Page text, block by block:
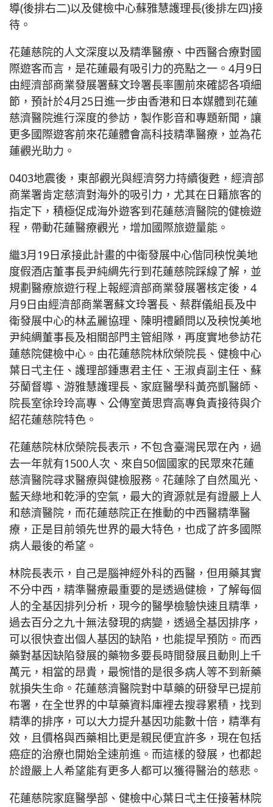
導(後排右二)以及健檢中心蘇雅慧護理長(後排左四)接
待。
花蓮慈院的人文深度以及精準醫療、中西醫合療對國
際遊客而言，是花蓮最有吸引力的亮點之一。4月9日
由經濟部商業發展署蘇文玲署長率團前來確認各項細
節，預計於4月25日進一步由香港和日本媒體到花蓮
慈濟醫院進行深度的參訪，製作影音和專題新聞，讓
更多國際遊客前來花蓮體會高科技精準醫療，並為花
蓮觀光助力。
0403地震後，東部觀光與經濟努力持續復甦，經濟部
商業署肯定慈濟對海外的吸引力，尤其在日籍旅客的
指定下，積極促成海外遊客到花蓮慈濟醫院的健檢遊
程，帶動花蓮醫療觀光，增加國際旅遊量能。
繼3月19日承接此計畫的中衛發展中心偕同秧悅美地
度假酒店董事長尹純綢先行到花蓮慈院踩線了解，並
規劃醫療旅遊行程上報經濟部商業發展署核定後，4
月9日由經濟部商業署蘇文玲署長、蔡群儀組長及中
衛發展中心的林孟麗協理、陳明禮顧問以及秧悅美地
尹純綢董事長及相關部門主管組隊，再度實地參訪花
蓮慈院健檢中心。由花蓮慈院林欣榮院長、健檢中心
葉日弌主任、護理部鍾惠君主任、王淑貞副主任、蘇
芬蘭督導、游雅慧護理長、家庭醫學科黃亮凱醫師、
院長室徐玲玲高專、公傳室黃思齊高專負責接待與介
紹花蓮慈院特色。
花蓮慈院林欣榮院長表示，不包含臺灣民眾在內，過
去一年就有1500人次、來自50個國家的民眾來花蓮
慈濟醫院尋求醫療與健檢服務。花蓮除了自然風光、
藍天綠地和乾淨的空氣，最大的資源就是有證嚴上人
和慈濟醫院，而花蓮慈院正在推動的中西醫精準醫
療，正是目前領先世界的最大特色，也成了許多國際
病人最後的希望。
林院長表示，自己是腦神經外科的西醫，但用藥其實
不分中西，精準醫療最重要的是透過健檢，了解每個
人的全基因排列分析，現今的醫學檢驗快速且精準，
過去百分之九十無法發現的病變，透過全基因排序，
可以很快查出個人基因的缺陷，也能提早預防。而西
藥對基因缺陷發展的藥物多要長時間發展且動則上千
萬元，相當的昂貴，最惋惜的是很多病人等不到新藥
就損失生命。花蓮慈濟醫院對中草藥的研發早已提前
布署，在全世界的中草藥資料庫裡去搜尋累積，找到
精準的排序，可以大力提升基因功能數十倍，精準有
效，且價格與西藥相比更是親民便宜許多，現在包括
癌症的治療也開始全速前進。而這樣的發展，也都起
於證嚴上人希望能有更多人都可以獲得醫治的慈悲。
花蓮慈院家庭醫學部、健檢中心葉日弌主任接著林院